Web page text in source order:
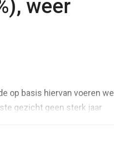
weer
op basis hiervan voeren we
gezicht geen sterk jaar